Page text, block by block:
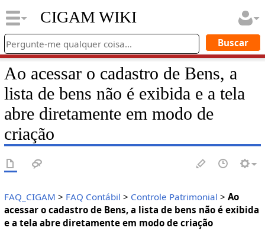
CIGAM WIKI
Ao acessar o cadastro de Bens, a
lista de bens não é exibida e a tela
abre diretamente em modo de
criação
FAQ_CIGAM > FAQ Contábil > Controle Patrimonial > Ao
acessar o cadastro de Bens, a lista de bens não é exibida
e a tela abre diretamente em modo de criação